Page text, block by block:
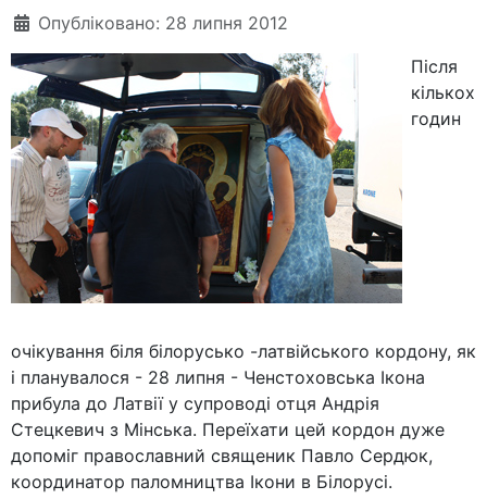
Опубліковано: 28 липня 2012
Після
кількох
годин
очікування біля білорусько -латвійського кордону, як
і планувалося - 28 липня - Ченстоховська Ікона
прибула до Латвії у супроводі отця Андрія
Стецкевич з Мінська. Переїхати цей кордон дуже
допоміг православний священик Павло Сердюк,
координатор паломництва Ікони в Білорусі.